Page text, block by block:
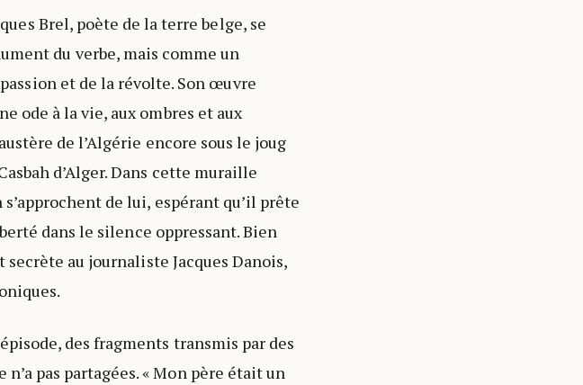
Brel, poète de la terre belge, se
du verbe, mais comme un
et de la révolte. Son œuvre
ode à la vie, aux ombres et aux
de l’Algérie encore sous le joug
d’Alger. Dans cette muraille
de lui, espérant qu’il prête
dans le silence oppressant. Bien
au journaliste Jacques Danois,
des fragments transmis par des
pas partagées. « Mon père était un